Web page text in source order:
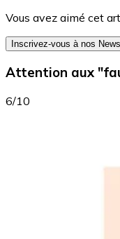
Vous avez aimé cet
Inscrivez-vous à nos
Attention aux
6/10